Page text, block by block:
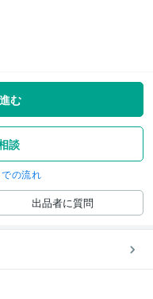
む
談
の流れ
出品者に質問